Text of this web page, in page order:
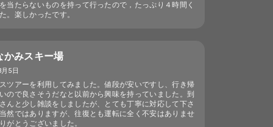
当たらないものを持って行ったので，たっぷり４時間く
。楽しかったです。
かみスキー場
5日
ツアーを利用してみました。値段が安いですし、行き帰
ので良さそうだなと以前から興味を持っていました。到
んと少し雑談をしましたが、とても丁寧に対応して下さ
然ではありますが、往復とも運転に全く不安はありませ
がとうございました。